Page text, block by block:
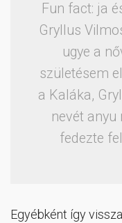
Fun fact: ja
Gryllus
ugye a
születésem
a Kaláka,
nevét
fedezte
Egyébként így